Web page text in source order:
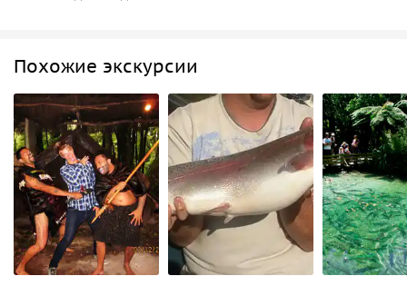
Похожие экскурсии